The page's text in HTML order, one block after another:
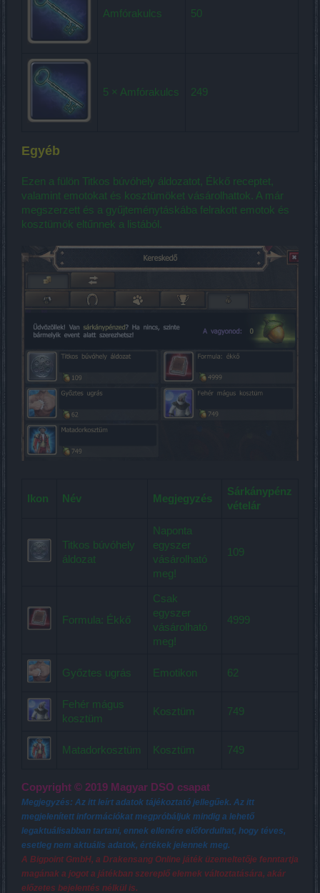
Amfórakulcs 50
5 × Amfórakulcs 249
Egyéb
Ezen a fülön Titkos búvóhely áldozatot, Ékkő receptet,
valamint emotokat és kosztümöket vásárolhattok. A már
megszerzett és a gyűjteménytáskába felrakott emotok és
kosztümök eltűnnek a listából.
Ikon Név Megjegyzés
Sárkánypénz
vételár
Titkos búvóhely
áldozat
Naponta
egyszer
vásárolható
meg!
109
Formula: Ékkő
Csak
egyszer
vásárolható
meg!
4999
Győztes ugrás Emotikon 62
Fehér mágus
kosztüm
Kosztüm 749
Matadorkosztüm Kosztüm 749
Copyright © 2019 Magyar DSO csapat
Megjegyzés: Az itt leírt adatok tájékoztató jellegűek. Az itt
megjelenített információkat megpróbáljuk mindig a lehető
legaktuálisabban tartani, ennek ellenére előfordulhat, hogy téves,
esetleg nem aktuális adatok, értékek jelennek meg.
A Bigpoint GmbH, a Drakensang Online játék üzemeltetője fenntartja
magának a jogot a játékban szereplő elemek változtatására, akár
előzetes bejelentés nélkül is.